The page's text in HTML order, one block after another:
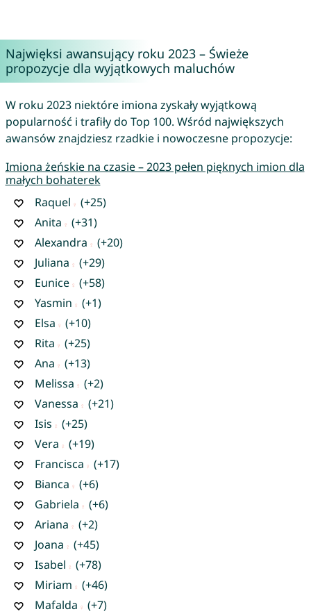
Najwięksi awansujący roku 2023 – Świeże
propozycje dla wyjątkowych maluchów
W roku 2023 niektóre imiona zyskały wyjątkową
popularność i trafiły do Top 100. Wśród największych
awansów znajdziesz rzadkie i nowoczesne propozycje:
Imiona żeńskie na czasie – 2023 pełen pięknych imion dla
małych bohaterek
Raquel
(+25)
Anita
(+31)
Alexandra
(+20)
Juliana
(+29)
Eunice
(+58)
Yasmin
(+1)
Elsa
(+10)
Rita
(+25)
Ana
(+13)
Melissa
(+2)
Vanessa
(+21)
Isis
(+25)
Vera
(+19)
Francisca
(+17)
Bianca
(+6)
Gabriela
(+6)
Ariana
(+2)
Joana
(+45)
Isabel
(+78)
Miriam
(+46)
Mafalda
(+7)